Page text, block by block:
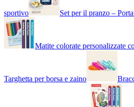
sportivo Set per il pranzo –
Matite colorate personalizzate
Targhetta per borsa e zaino